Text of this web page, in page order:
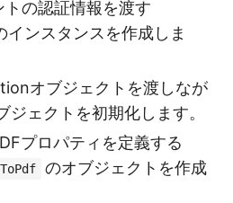
トの認証情報を渡す
インスタンスを作成しま
オブジェクトを渡しなが
ジェクトを初期化します。
プロパティを定義する
のオブジェクトを作成